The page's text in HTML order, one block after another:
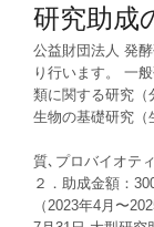
研究助成
公益財団法人 発
り行います。 一
類に関する
生物の基礎研究（
（3）微生
質､プロバイオテ
２．助成金額：
（2023年4月〜